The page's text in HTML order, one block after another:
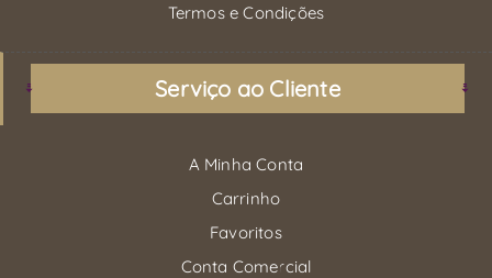
Termos e Condições
Serviço ao Cliente
A Minha Conta
Carrinho
Favoritos
Conta Comercial